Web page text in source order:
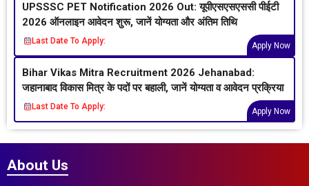
UPSSSC PET Notification 2026 Out: यूपीएसएसएससी पीईटी
2026 ऑनलाइन आवेदन शुरू, जानें योग्यता और अंतिम तिथि
Last Date To Apply:
Apply Now
Bihar Vikas Mitra Recruitment 2026 Jehanabad:
जहानाबाद विकास मित्र के पदों पर बहाली, जानें योग्यता व आवेदन प्रक्रिया
Last Date To Apply:
Apply Now
About Us